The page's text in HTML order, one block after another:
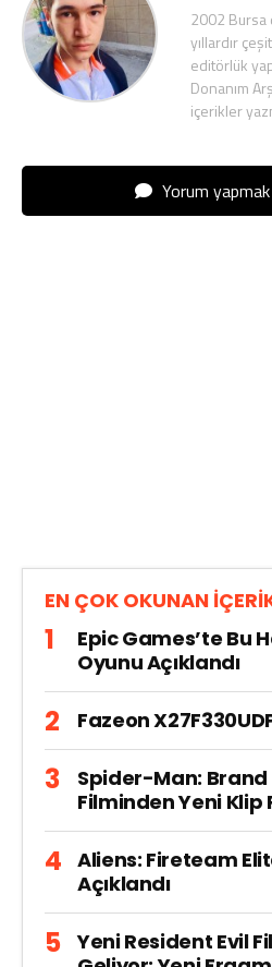
2002 Bursa
yıllardır
editörlük
Donanım
içerikler
Yorum yapmak
EN ÇOK OKUNAN
Epic Games’te Bu
Oyunu Açıklandı
Fazeon
Spider-Man: Brand
Filminden Yeni Klip
Aliens: Fireteam
Açıklandı
Yeni Resident Evil